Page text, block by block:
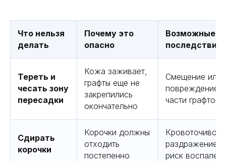
Что нельзя
делать
Почему это
опасно
Возможные
последствия
Тереть и
чесать зону
пересадки
Кожа заживает,
графты еще не
закрепились
окончательно
Смещение или
повреждение
части графтов
Сдирать
корочки
Корочки должны
отходить
постепенно
раздражение,
риск